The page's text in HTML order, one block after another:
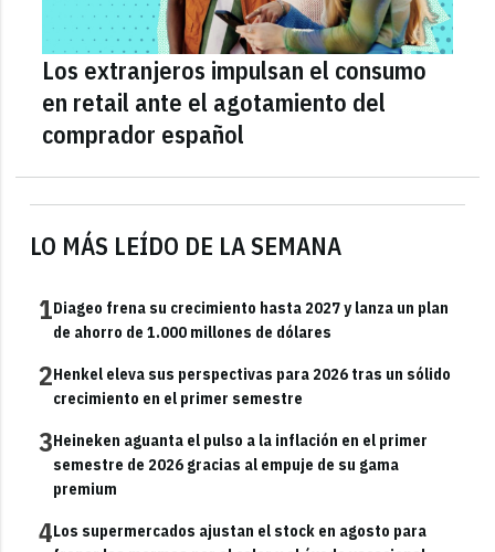
LO MÁS LEÍDO DE LA SEMANA
1Diageo frena su crecimiento hasta 2027 y lanza un plan
de ahorro de 1.000 millones de dólares
2Henkel eleva sus perspectivas para 2026 tras un sólido
crecimiento en el primer semestre
3Heineken aguanta el pulso a la inflación en el primer
semestre de 2026 gracias al empuje de su gama
premium
4Los supermercados ajustan el stock en agosto para
Los extranjeros impulsan el consumo
en retail ante el agotamiento del
comprador español